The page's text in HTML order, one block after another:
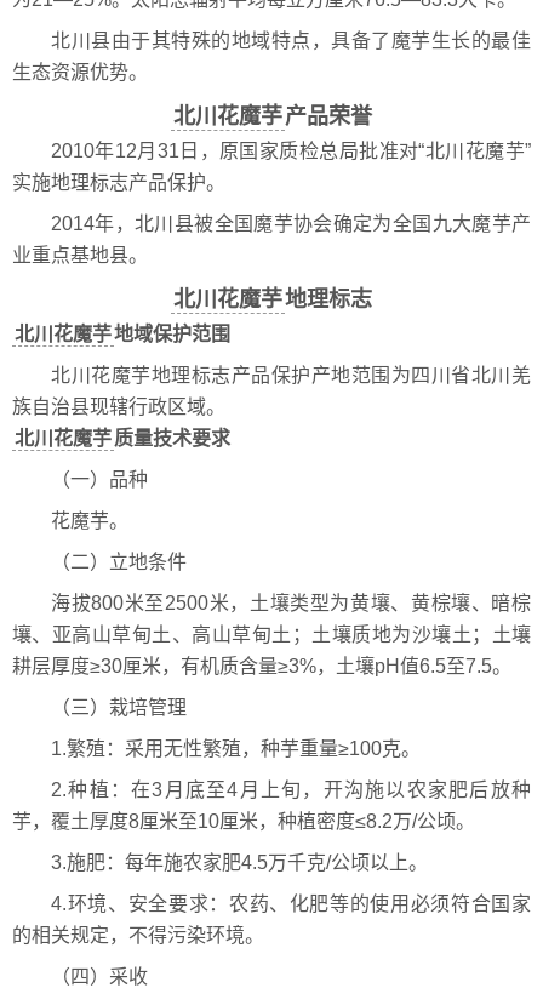
北川县由于其特殊的地域特点，具备了魔芋生长的最佳
生态资源优势。
北川花魔芋产品荣誉
2010年12月31日，原国家质检总局批准对“北川花魔芋”
实施地理标志产品保护。
2014年，北川县被全国魔芋协会确定为全国九大魔芋产
业重点基地县。
北川花魔芋地理标志
北川花魔芋地域保护范围
北川花魔芋地理标志产品保护产地范围为四川省北川羌
族自治县现辖行政区域。
北川花魔芋质量技术要求
（一）品种
花魔芋。
（二）立地条件
海拔800米至2500米，土壤类型为黄壤、黄棕壤、暗棕
壤、亚高山草甸土、高山草甸土；土壤质地为沙壤土；土壤
耕层厚度≥30厘米，有机质含量≥3%，土壤pH值6.5至7.5。
（三）栽培管理
1.繁殖：采用无性繁殖，种芋重量≥100克。
2.种植：在3月底至4月上旬，开沟施以农家肥后放种
芋，覆土厚度8厘米至10厘米，种植密度≤8.2万/公顷。
3.施肥：每年施农家肥4.5万千克/公顷以上。
4.环境、安全要求：农药、化肥等的使用必须符合国家
的相关规定，不得污染环境。
（四）采收